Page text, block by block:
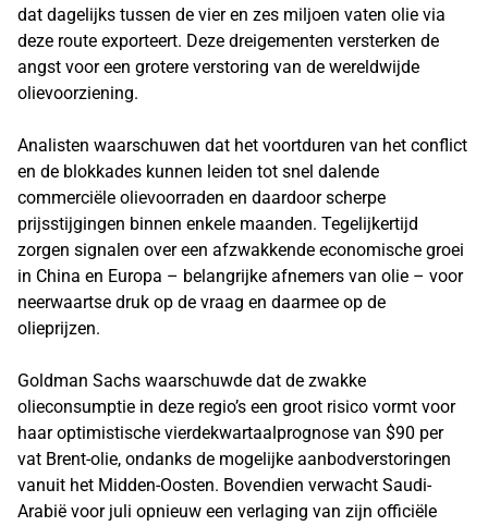
dat dagelijks tussen de vier en zes miljoen vaten olie via
deze route exporteert. Deze dreigementen versterken de
angst voor een grotere verstoring van de wereldwijde
olievoorziening.
Analisten waarschuwen dat het voortduren van het conflict
en de blokkades kunnen leiden tot snel dalende
commerciële olievoorraden en daardoor scherpe
prijsstijgingen binnen enkele maanden. Tegelijkertijd
zorgen signalen over een afzwakkende economische groei
in China en Europa – belangrijke afnemers van olie – voor
neerwaartse druk op de vraag en daarmee op de
olieprijzen.
Goldman Sachs waarschuwde dat de zwakke
olieconsumptie in deze regio’s een groot risico vormt voor
haar optimistische vierdekwartaalprognose van $90 per
vat Brent-olie, ondanks de mogelijke aanbodverstoringen
vanuit het Midden-Oosten. Bovendien verwacht Saudi-
Arabië voor juli opnieuw een verlaging van zijn officiële